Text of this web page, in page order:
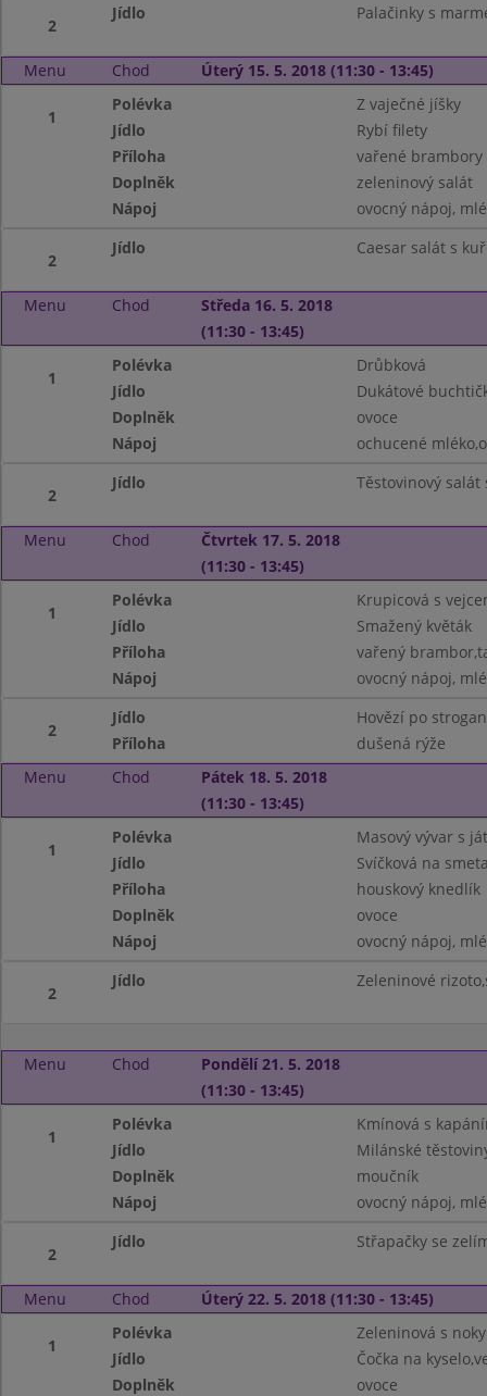
2
Jídlo Palačinky s
Menu Chod Úterý 15. 5. 2018 (11:30 - 13:45)
1
Polévka
Z vaječné jíšky
Jídlo
Rybí filety
Příloha
vařené brambory
Doplněk
zeleninový salát
Nápoj
ovocný nápoj,
2
Jídlo Caesar salát s
Menu Chod
Středa 16. 5. 2018
(11:30 - 13:45)
1
Polévka
Drůbková
Jídlo
Dukátové
Doplněk
ovoce
Nápoj
ochucené
2
Jídlo Těstovinový salát
Menu Chod
Čtvrtek 17. 5. 2018
(11:30 - 13:45)
1
Polévka
Krupicová s
Jídlo
Smažený květák
Příloha
vařený
Nápoj
ovocný nápoj,
2
Jídlo
Hovězí po
Příloha
dušená rýže
Menu
Chod
Pátek 18. 5. 2018
(11:30 - 13:45)
1
Polévka
Masový vývar s
Jídlo
Svíčková na
Příloha
houskový knedlík
Doplněk
ovoce
Nápoj
ovocný nápoj,
2
Jídlo Zeleninové
Menu Chod
Pondělí 21. 5. 2018
(11:30 - 13:45)
1
Polévka
Kmínová s
Jídlo
Milánské
Doplněk
moučník
Nápoj
ovocný nápoj,
2
Jídlo Střapačky se
Menu Chod Úterý 22. 5. 2018 (11:30 - 13:45)
1
Polévka
Zeleninová s noky
Jídlo
Čočka na
Doplněk
ovoce